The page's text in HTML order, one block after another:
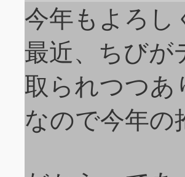
今年もよろし
最近、ちびが
取られつつあ
なので今年